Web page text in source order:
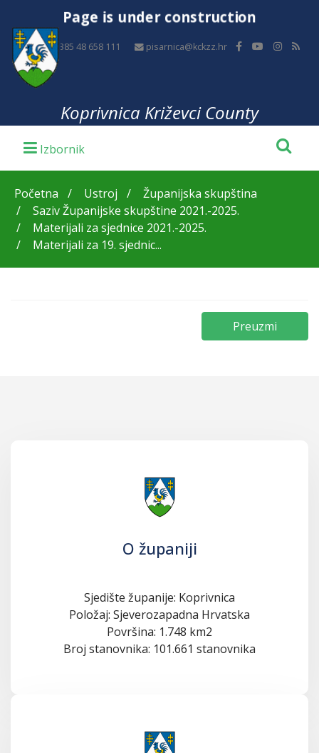
Page is under construction
+385 48 658 111 pisarnica@kckzz.hr
Koprivnica Križevci County
Početna Ustroj
Županijska skupština
Saziv Županijske skupštine 2021.-2025.
Materijali za sjednice 2021.-2025.
Materijali za 19. sjednic...
Preuzmi
O županiji
Sjedište županije: Koprivnica
Položaj: Sjeverozapadna Hrvatska
Površina: 1.748 km2
Broj stanovnika: 101.661 stanovnika